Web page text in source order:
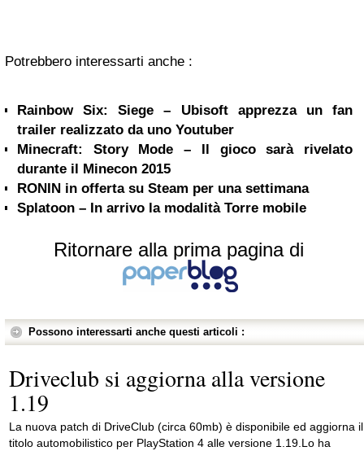
Potrebbero interessarti anche :
Rainbow Six: Siege – Ubisoft apprezza un fan
trailer realizzato da uno Youtuber
Minecraft: Story Mode – Il gioco sarà rivelato
durante il Minecon 2015
RONIN in offerta su Steam per una settimana
Splatoon – In arrivo la modalità Torre mobile
Ritornare alla prima pagina di
Possono interessarti anche questi articoli :
Driveclub si aggiorna alla versione
1.19
La nuova patch di DriveClub (circa 60mb) è disponibile ed aggiorna il
titolo automobilistico per PlayStation 4 alle versione 1.19.Lo ha